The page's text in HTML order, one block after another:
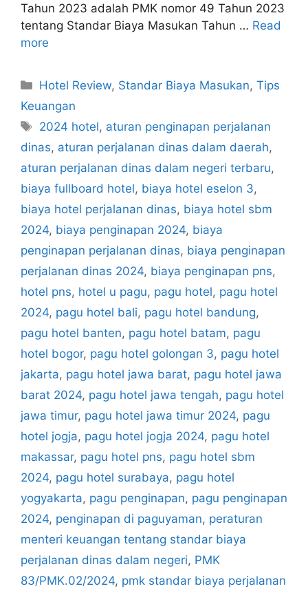
Tahun 2023 adalah PMK nomor 49 Tahun 2023
tentang Standar Biaya Masukan Tahun … Read
more
Categories
Hotel Review, Standar Biaya Masukan,Tips
Keuangan
Tags
2024 hotel, aturan penginapan perjalanan
dinas, aturan perjalanan dinas dalam daerah,
aturan perjalanan dinas dalam negeri terbaru,
biaya fullboard hotel, biaya hotel eselon 3,
biaya hotel perjalanan dinas, biaya hotel sbm
2024, biaya penginapan 2024, biaya
penginapan perjalanan dinas, biaya penginapan
perjalanan dinas 2024, biaya penginapan pns,
hotel pns, hotel u pagu, pagu hotel, pagu hotel
2024, pagu hotel bali, pagu hotel bandung,
pagu hotel banten, pagu hotel batam, pagu
hotel bogor, pagu hotel golongan 3, pagu hotel
jakarta, pagu hotel jawa barat, pagu hotel jawa
barat 2024, pagu hotel jawa tengah, pagu hotel
jawa timur, pagu hotel jawa timur 2024, pagu
hotel jogja, pagu hotel jogja 2024, pagu hotel
makassar, pagu hotel pns, pagu hotel sbm
2024, pagu hotel surabaya, pagu hotel
yogyakarta, pagu penginapan, pagu penginapan
2024, penginapan di paguyaman, peraturan
menteri keuangan tentang standar biaya
perjalanan dinas dalam negeri, PMK
83/PMK.02/2024, pmk standar biaya perjalanan